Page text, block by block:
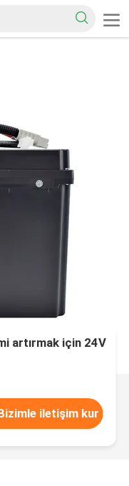
artırmak için 24V
iletişim kur